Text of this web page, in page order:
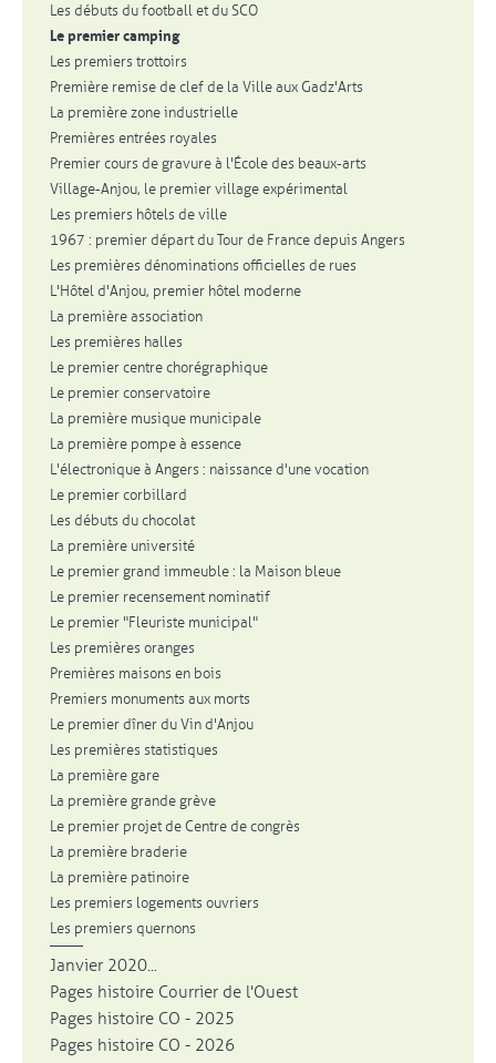
Les débuts du football et du SCO
Le premier camping
Les premiers trottoirs
Première remise de clef de la Ville aux Gadz'Arts
La première zone industrielle
Premières entrées royales
Premier cours de gravure à l'École des beaux-arts
Village-Anjou, le premier village expérimental
Les premiers hôtels de ville
1967 : premier départ du Tour de France depuis Angers
Les premières dénominations officielles de rues
L'Hôtel d'Anjou, premier hôtel moderne
La première association
Les premières halles
Le premier centre chorégraphique
Le premier conservatoire
La première musique municipale
La première pompe à essence
L'électronique à Angers : naissance d'une vocation
Le premier corbillard
Les débuts du chocolat
La première université
Le premier grand immeuble : la Maison bleue
Le premier recensement nominatif
Le premier "Fleuriste municipal"
Les premières oranges
Premières maisons en bois
Premiers monuments aux morts
Le premier dîner du Vin d'Anjou
Les premières statistiques
La première gare
La première grande grève
Le premier projet de Centre de congrès
La première braderie
La première patinoire
Les premiers logements ouvriers
Les premiers quernons
Janvier 2020...
Pages histoire Courrier de l'Ouest
Pages histoire CO - 2025
Pages histoire CO - 2026